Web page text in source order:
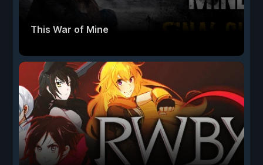
This War of Mine